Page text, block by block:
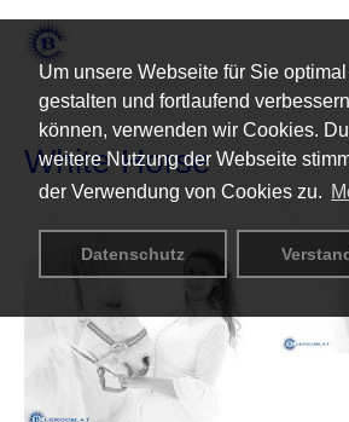
Um unsere Webseite für Sie optimal
gestalten und fortlaufend
können, verwenden wir Cookies.
weitere Nutzung der Webseite
der Verwendung von Cookies zu.
Datenschutz
main
content
White Horse